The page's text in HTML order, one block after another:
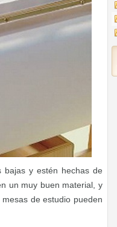
bajas y estén hechas de
un muy buen material, y
de estudio pueden